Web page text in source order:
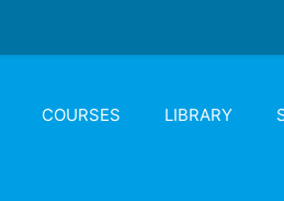
COURSES LIBRARY